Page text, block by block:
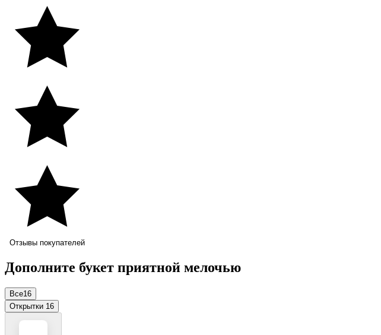
Отзывы покупателей
Дополните букет приятной мелочью
Все16
Открытки 16